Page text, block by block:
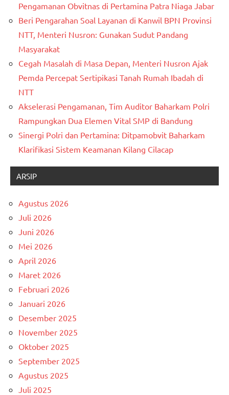
Pengamanan Obvitnas di Pertamina Patra Niaga Jabar
Beri Pengarahan Soal Layanan di Kanwil BPN Provinsi
NTT, Menteri Nusron: Gunakan Sudut Pandang
Masyarakat
Cegah Masalah di Masa Depan, Menteri Nusron Ajak
Pemda Percepat Sertipikasi Tanah Rumah Ibadah di
NTT
Akselerasi Pengamanan, Tim Auditor Baharkam Polri
Rampungkan Dua Elemen Vital SMP di Bandung
Sinergi Polri dan Pertamina: Ditpamobvit Baharkam
Klarifikasi Sistem Keamanan Kilang Cilacap
ARSIP
Agustus 2026
Juli 2026
Juni 2026
Mei 2026
April 2026
Maret 2026
Februari 2026
Januari 2026
Desember 2025
November 2025
Oktober 2025
September 2025
Agustus 2025
Juli 2025